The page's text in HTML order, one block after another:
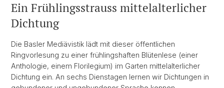
Ein Frühlingsstrauss mittelalterlicher
Dichtung
Die Basler Mediävistik lädt mit dieser öffentlichen
Ringvorlesung zu einer frühlingshaften Blütenlese (einer
Anthologie, einem Florilegium) im Garten mittelalterlicher
Dichtung ein. An sechs Dienstagen lernen wir Dichtungen in